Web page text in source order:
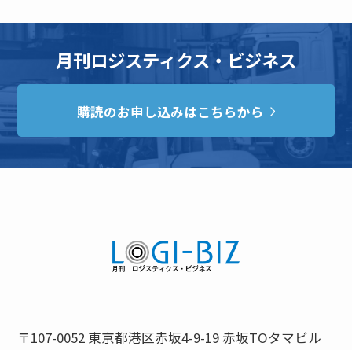
月刊ロジスティクス・ビジネス
購読のお申し込みはこちらから
〒107-0052 東京都港区赤坂4-9-19 赤坂TOタマビル